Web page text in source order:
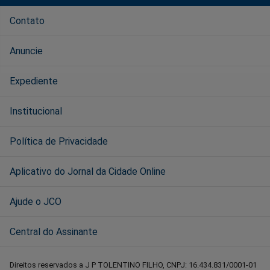
Contato
Anuncie
Expediente
Institucional
Política de Privacidade
Aplicativo do Jornal da Cidade Online
Ajude o JCO
Central do Assinante
Direitos reservados a J P TOLENTINO FILHO, CNPJ: 16.434.831/0001-01